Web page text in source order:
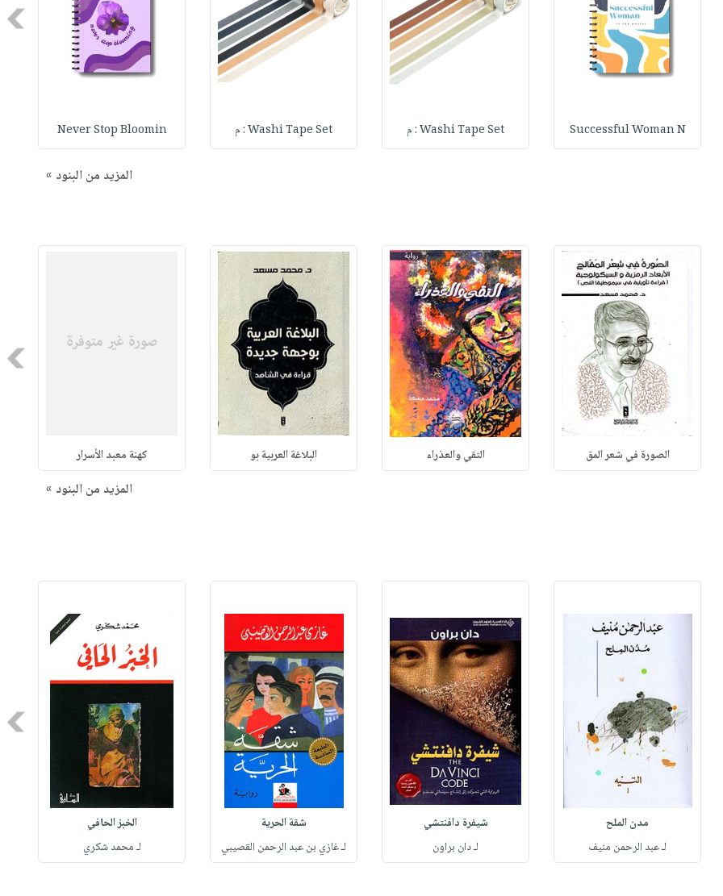
Successful Woman N Washi Tape Set : م Washi Tape Set : م Never Stop Bloomin
المزيد من البنود »
الصورة في شعر المق التقي والعذراء البلاغة العربية بو كهنة معبد الأسرار
المزيد من البنود »
مدن الملح
لـ عبد الرحمن منيف
شيفرة دافنتشي
لـ دان براون
شقة الحرية
لـ غازي بن عبد الرحمن القصيبي
الخبز الحافي
لـ محمد شكري